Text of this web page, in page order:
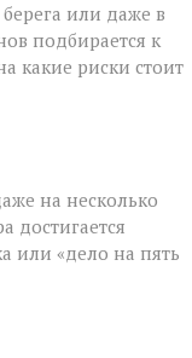
или даже в
подбирается к
какие риски стоит
на несколько
достигается
или «дело на пять